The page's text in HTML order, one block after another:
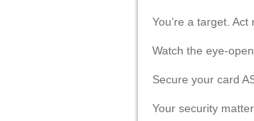
You’re a target. Act
Watch the eye-
Secure your card
Your security